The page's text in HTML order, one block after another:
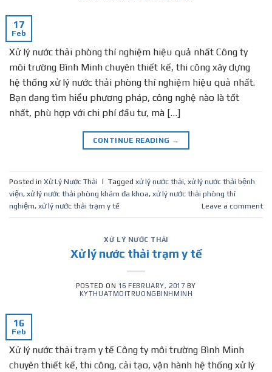
17
Feb
Xử lý nước thải phòng thí nghiệm hiệu quả nhất Công ty
môi trường Bình Minh chuyên thiết kế, thi công xây dựng
hệ thống xử lý nước thải phòng thí nghiệm hiệu quả nhất.
Bạn đang tìm hiểu phương pháp, công nghệ nào là tốt
nhất, phù hợp với chi phí đầu tư, mà […]
CONTINUE READING →
Posted in Xử Lý Nước Thải | Tagged xử lý nước thải, xử lý nước thải bệnh
viện, xử lý nước thải phòng khám đa khoa, xử lý nước thải phòng thí
nghiệm, xử lý nước thải trạm y tế Leave a comment
XỬ LÝ NƯỚC THẢI
Xử lý nước thải trạm y tế
POSTED ON 16 FEBRUARY, 2017 BY
KYTHUATMOITRUONGBINHMINH
16
Feb
Xử lý nước thải trạm y tế Công ty môi trường Bình Minh
chuyên thiết kế, thi công, cải tạo, vận hành hệ thống xử lý